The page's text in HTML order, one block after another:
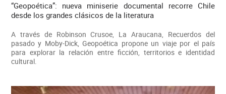
“Geopoética”: nueva miniserie documental recorre Chile
desde los grandes clásicos de la literatura
A través de Robinson Crusoe, La Araucana, Recuerdos del
pasado y Moby-Dick, Geopoética propone un viaje por el país
para explorar la relación entre ficción, territorios e identidad
cultural.